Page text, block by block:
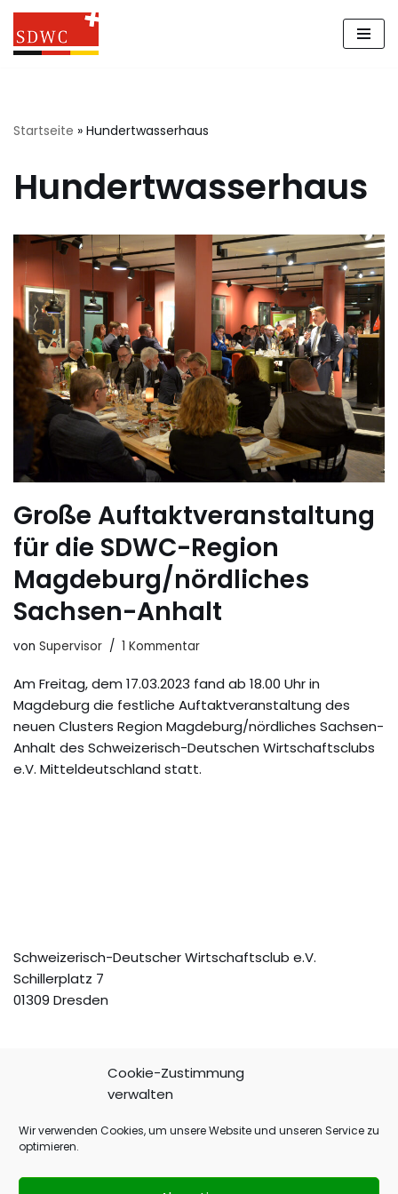
Cookie-Zustimmung
verwalten
Wir verwenden Cookies, um unsere Website und unseren Service zu
optimieren.
Zum
Startseite » Hundertwasserhaus
Hundertwasserhaus
Große Auftaktveranstaltung
für die SDWC-Region
Magdeburg/nördliches
Sachsen-Anhalt
von Supervisor 1 Kommentar
Am Freitag, dem 17.03.2023 fand ab 18.00 Uhr in
Magdeburg die festliche Auftaktveranstaltung des
neuen Clusters Region Magdeburg/nördliches Sachsen-
Anhalt des Schweizerisch-Deutschen Wirtschaftsclubs
e.V. Mitteldeutschland statt.
Schweizerisch-Deutscher Wirtschaftsclub e.V.
Schillerplatz 7
01309 Dresden
Telefon: +49(351) 3188121
E-Mail:vorstand@sdwc.de